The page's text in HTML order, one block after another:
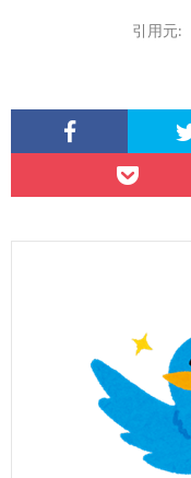
引用元: